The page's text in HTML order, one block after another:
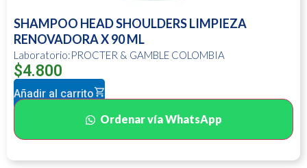
SHAMPOO HEAD SHOULDERS LIMPIEZA
RENOVADORA X 90 ML
Laboratorio:PROCTER & GAMBLE COLOMBIA
$4.800
Añadir al carrito
Ordenar vía WhatsApp